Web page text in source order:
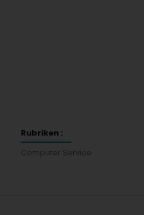
Rubriken :
Computer Service